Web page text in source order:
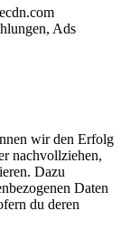
Ads
wir den Erfolg
nachvollziehen,
Dazu
Daten
du deren